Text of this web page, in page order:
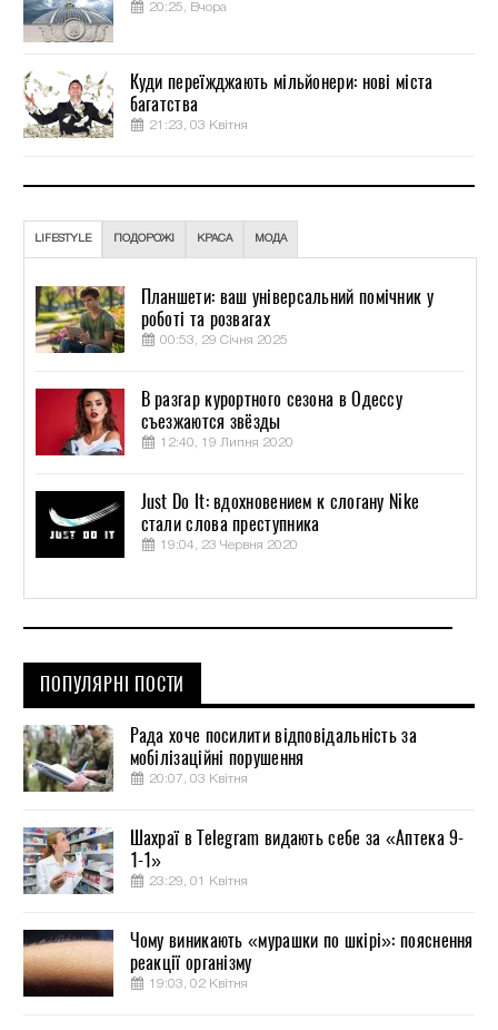
20:25, Вчора
Куди переїжджають мільйонери: нові міста
багатства
21:23, 03 Квітня
LIFESTYLE ПОДОРОЖІ КРАСА МОДА
Планшети: ваш універсальний помічник у
роботі та розвагах
00:53, 29 Січня 2025
В разгар курортного сезона в Одессу
съезжаются звёзды
12:40, 19 Липня 2020
Just Do It: вдохновением к слогану Nike
стали слова преступника
19:04, 23 Червня 2020
ПОПУЛЯРНІ ПОСТИ
Рада хоче посилити відповідальність за
мобілізаційні порушення
20:07, 03 Квітня
Шахраї в Telegram видають себе за «Аптека 9-
1-1»
23:29, 01 Квітня
Чому виникають «мурашки по шкірі»: пояснення
реакції організму
19:03, 02 Квітня